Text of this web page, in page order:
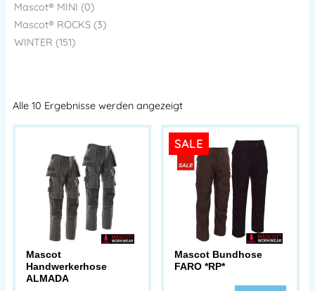
Mascot® MINI (0)
Mascot® ROCKS (3)
WINTER (151)
Alle 10 Ergebnisse werden angezeigt
Mascot
Handwerkerhose
ALMADA
SALE
Mascot Bundhose
FARO *RP*